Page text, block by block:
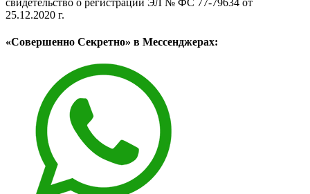
свидетельство о регистрации ЭЛ № ФС 77-79634 от
25.12.2020 г.
«Совершенно Секретно» в Мессенджерах: